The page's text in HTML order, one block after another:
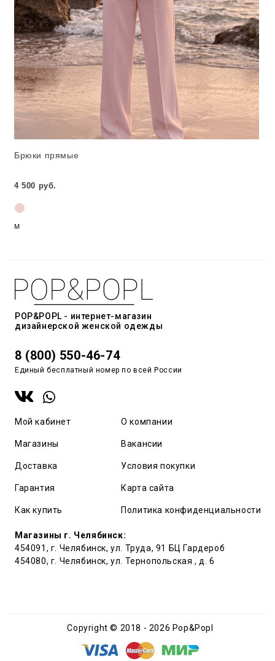
Брюки прямые
4 500 руб.
M
POP&POPL - интернет-магазин
дизайнерской женской одежды
8 (800) 550-46-74
Единый бесплатный номер по всей России
Мой кабинет
Магазины
Доставка
Гарантия
Как купить
О компании
Вакансии
Условия покупки
Карта сайта
Политика конфиденциальности
Магазины г. Челябинск:
454091, г. Челябинск, ул. Труда, 91 БЦ Гардероб
454080, г. Челябинск, ул. Тернопольская , д. 6
Copyright © 2018 - 2026 Pop&Popl